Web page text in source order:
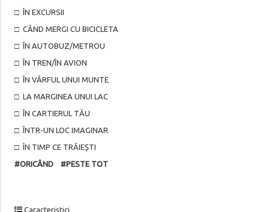
□ ÎN EXCURSII
□ CÂND MERGI CU BICICLETA
□ ÎN AUTOBUZ/METROU
□ ÎN TREN/ÎN AVION
□ ÎN VÂRFUL UNUI MUNTE
□ LA MARGINEA UNUI LAC
□ ÎN CARTIERUL TĂU
□ ÎNTR-UN LOC IMAGINAR
□ ÎN TIMP CE TRĂIEȘTI
#ORICÂND #PESTE TOT
Caracteristici